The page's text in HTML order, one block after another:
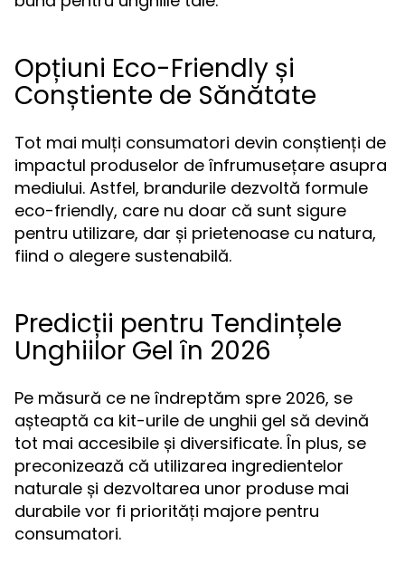
Opțiuni Eco-Friendly și
Conștiente de Sănătate
Tot mai mulți consumatori devin conștienți de
impactul produselor de înfrumusețare asupra
mediului. Astfel, brandurile dezvoltă formule
eco-friendly, care nu doar că sunt sigure
pentru utilizare, dar și prietenoase cu natura,
fiind o alegere sustenabilă.
Predicții pentru Tendințele
Unghiilor Gel în 2026
Pe măsură ce ne îndreptăm spre 2026, se
așteaptă ca kit-urile de unghii gel să devină
tot mai accesibile și diversificate. În plus, se
preconizează că utilizarea ingredientelor
naturale și dezvoltarea unor produse mai
durabile vor fi priorități majore pentru
consumatori.